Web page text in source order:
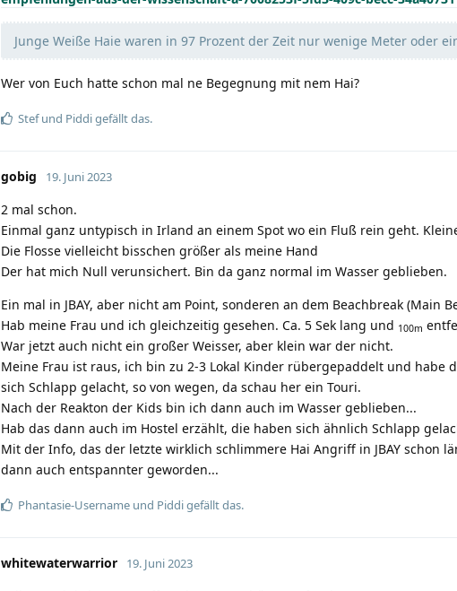
Junge Weiße Haie waren in 97 Prozent der Zeit nur wenige Meter oder
Wer von Euch hatte schon mal ne Begegnung mit nem Hai?
Stefund Piddigefällt das.
gobig 19. Juni 2023
2 mal schon.
Einmal ganz untypisch in Irland an einem Spot wo ein Fluß rein geht.
Die Flosse vielleicht bisschen größer als meine Hand
Der hat mich Null verunsichert. Bin da ganz normal im Wasser geblieben.
Ein mal in JBAY, aber nicht am Point, sonderen an dem Beachbreak (Main
Hab meine Frau und ich gleichzeitig gesehen. Ca. 5 Sek lang und 100m
War jetzt auch nicht ein großer Weisser, aber klein war der nicht.
Meine Frau ist raus, ich bin zu 2-3 Lokal Kinder rübergepaddelt und habe
sich Schlapp gelacht, so von wegen, da schau her ein Touri.
Nach der Reakton der Kids bin ich dann auch im Wasser geblieben...
Hab das dann auch im Hostel erzählt, die haben sich ähnlich Schlapp
Mit der Info, das der letzte wirklich schlimmere Hai Angriff in JBAY schon
dann auch entspannter geworden...
Phantasie-Username und Piddigefällt das.
whitewaterwarrior 19. Juni 2023